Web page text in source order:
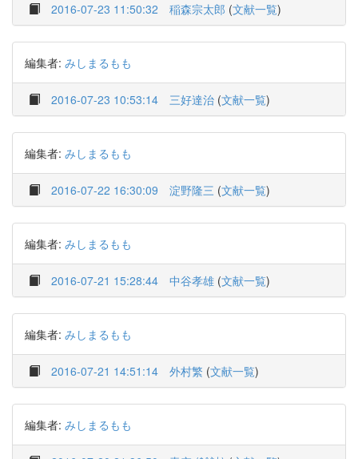
2016-07-23 11:50:32 稲森宗太郎 (文献一覧)
編集者: みしまるもも
2016-07-23 10:53:14 三好達治 (文献一覧)
編集者: みしまるもも
2016-07-22 16:30:09 淀野隆三 (文献一覧)
編集者: みしまるもも
2016-07-21 15:28:44 中谷孝雄 (文献一覧)
編集者: みしまるもも
2016-07-21 14:51:14 外村繁 (文献一覧)
編集者: みしまるもも